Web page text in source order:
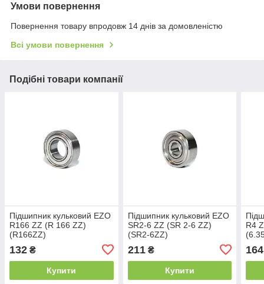
Умови повернення
Повернення товару впродовж 14 днів за домовленістю
Всі умови повернення
Подібні товари компанії
Підшипник кульковий EZO
R166 ZZ (R 166 ZZ)
(R166ZZ)
132 ₴
Купити
Підшипник кульковий EZO
SR2-6 ZZ (SR 2-6 ZZ)
(SR2-6ZZ)
211₴
Купити
R4
164